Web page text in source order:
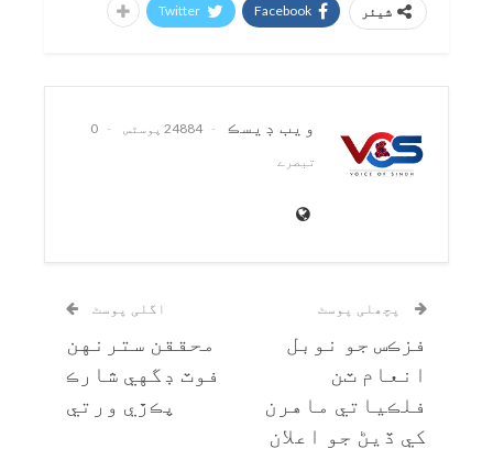
شیئر Facebook
Twitter
ويب ڊيسڪ 24884 پوسٹس
0
تبصرے
پچھلی پوسٹ
فزڪس جو نوبل
انعام ٽن
فلڪياتي ماهرن
کي ڏيڻ جو اعلان
اگلی پوسٹ
محققن سترنهن
فوٽ ڊگهي شارڪ
پڪڙي ورتي